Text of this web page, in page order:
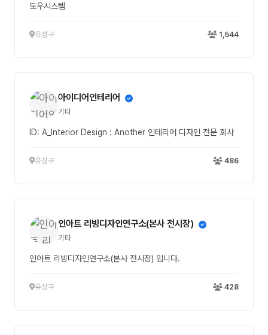
도우시스템
유성구 1,544
아이디어인테리어
기타
ID: A_Interior Design : Another 인테리어 디자인 전문 회사
유성구 486
인아트 리빙디자인연구소(본사 전시장)
기타
인아트 리빙디자인연구소(본사 전시장) 입니다.
유성구 428